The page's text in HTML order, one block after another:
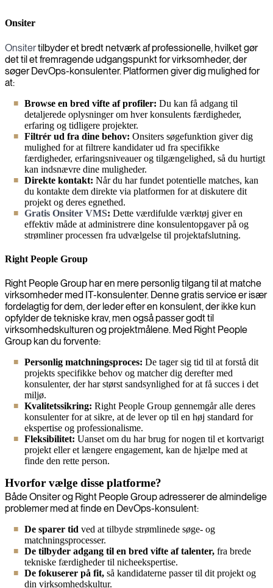
Onsiter
Onsitertilbyder et bredt netværk af professionelle, hvilket gør
det til et fremragende udgangspunkt for virksomheder, der
søger DevOps-konsulenter. Platformen giver dig mulighed for
at:
Browse en bred vifte af profiler: Du kan få adgang til
detaljerede oplysninger om hver konsulents færdigheder,
erfaring og tidligere projekter.
Filtrér ud fra dine behov: Onsiters søgefunktion giver dig
mulighed for at filtrere kandidater ud fra specifikke
færdigheder, erfaringsniveauer og tilgængelighed, så du hurtigt
kan indsnævre dine muligheder.
Direkte kontakt: Når du har fundet potentielle matches, kan
du kontakte dem direkte via platformen for at diskutere dit
projekt og deres egnethed.
Gratis Onsiter VMS: Dette værdifulde værktøj giver en
effektiv måde at administrere dine konsulentopgaver på og
strømliner processen fra udvælgelse til projektafslutning.
Right People Group
Right People Group har en mere personlig tilgang til at matche
virksomheder med IT-konsulenter. Denne gratis service er især
fordelagtig for dem, der leder efter en konsulent, der ikke kun
opfylder de tekniske krav, men også passer godt til
virksomhedskulturen og projektmålene. Med Right People
Group kan du forvente:
Personlig matchningsproces: De tager sig tid til at forstå dit
projekts specifikke behov og matcher dig derefter med
konsulenter, der har størst sandsynlighed for at få succes i det
miljø.
Kvalitetssikring: Right People Group gennemgår alle deres
konsulenter for at sikre, at de lever op til en høj standard for
ekspertise og professionalisme.
Fleksibilitet: Uanset om du har brug for nogen til et kortvarigt
projekt eller et længere engagement, kan de hjælpe med at
finde den rette person.
Hvorfor vælge disse platforme?
Både Onsiter og Right People Group adresserer de almindelige
problemer med at finde en DevOps-konsulent:
De sparer tid ved at tilbyde strømlinede søge- og
matchningsprocesser.
De tilbyder adgang til en bred vifte af talenter, fra brede
tekniske færdigheder til nicheekspertise.
De fokuserer på fit, så kandidaterne passer til dit projekt og
din virksomhedskultur.